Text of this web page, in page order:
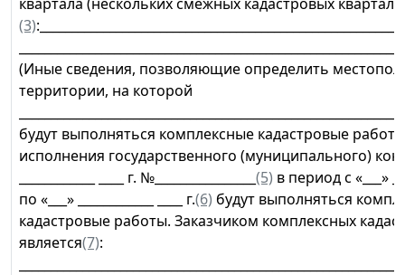
квартала (нескольких смежных кадастровых
(3)
(Иные сведения, позволяющие определить
территории, на которой
будут выполняться комплексные кадастровые работы
исполнения государственного (муниципального)
____________ ____ г. №________________ (5) в период с «___»
по «___» ____________ ____ г.(6) будут выполняться
кадастровые работы. Заказчиком комплексных
является(7):